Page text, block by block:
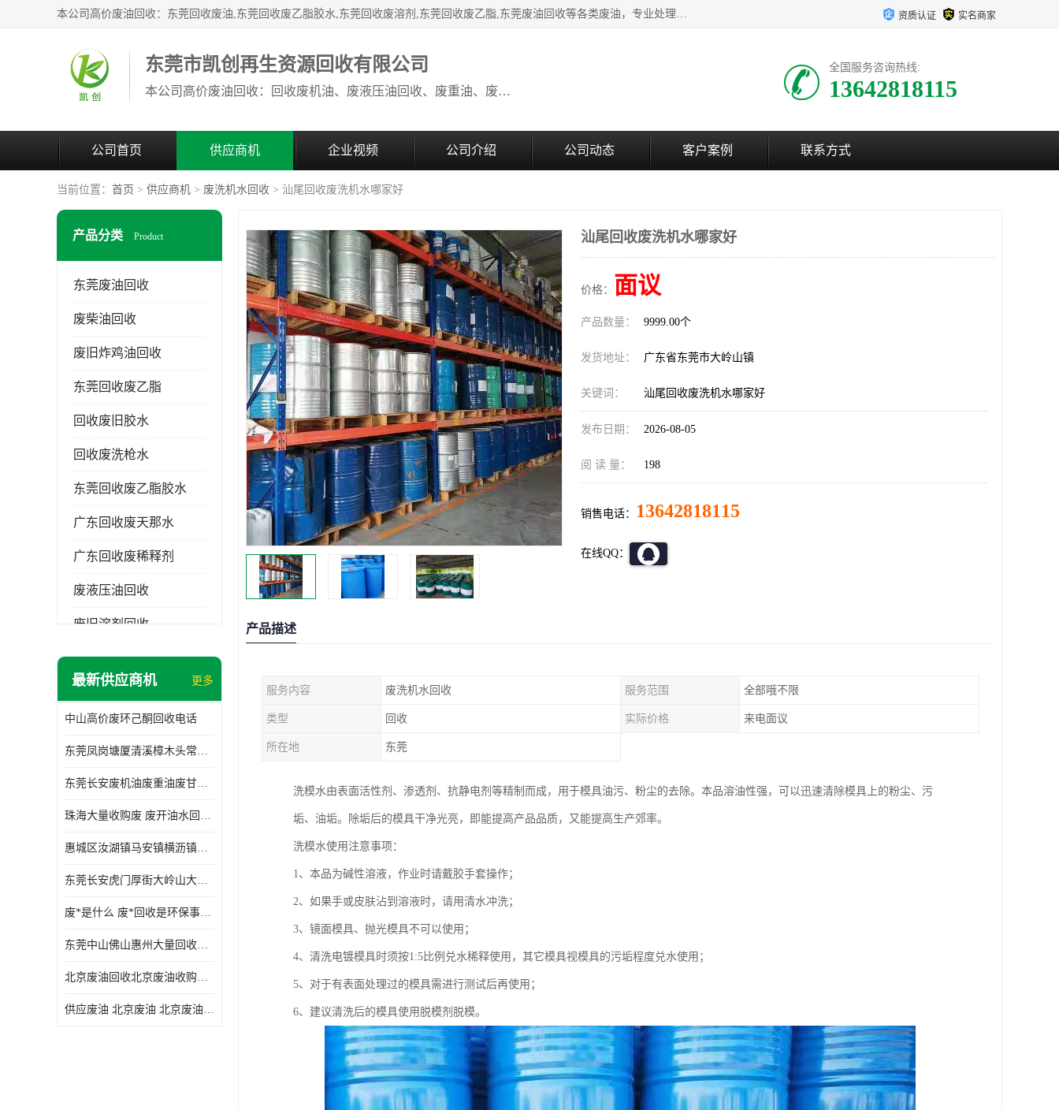
本公司高价废油回收：东莞回收废油,东莞回收废乙脂胶水,东莞回收废溶剂,东莞回收废乙脂,东莞废油回收等各类废油，专业处理从事化工产品研发与销售的综合型高科技服务性企业。我公司自成立以来，一直秉承“科技创新，立足诚信，感恩于心”的理念，力求设计与客户合作共赢的局面。在广大新老客户的大力支持下，我公司员工经过不懈努力，公司已快速发展成为国内知名化工企业。 资质认证 实名商家
东莞市凯创再生资源回收有限公司
本公司高价废油回收：回收废机油、废液压油回收、废重油、废食用油回收、废导热油、废、废油漆、废UV光油、废清、废白矿油、废变压器油
全国服务咨询热线:
13642818115
公司首页 供应商机 企业视频 公司介绍 公司动态 客户案例 联系方式
当前位置： 首页 > 供应商机 > 废洗机水回收 > 汕尾回收废洗机水哪家好
产品分类 Product
东莞废油回收
废柴油回收
废旧炸鸡油回收
东莞回收废乙脂
回收废旧胶水
回收废洗枪水
东莞回收废乙脂胶水
广东回收废天那水
广东回收废稀释剂
废液压油回收
废旧溶剂回收
东莞回收废溶剂
废三氯乙烯回收
废混合溶剂回收
最新供应商机 更多
中山高价废环己酮回收电话
东莞凤岗塘厦清溪樟木头常平废液压油 废火花机油 废 废切削油 废齿轮油 废导轨油 废螺杆油
东莞长安废机油废重油废甘油废矿物油废燃料油废废润滑油废火花机油废油废齿轮油
珠海大量收购废 废开油水回收废酒精废废乙酯胶水废洗枪水废开油水废二废三氯丁脂乙脂废甲
惠城区汝湖镇马安镇横沥镇芦洲镇 惠阳新圩镇镇镇沙田镇废机油废液压油废润滑油废废火花机油废白电油废废齿轮油废白矿油废变压器油废燃料油
东莞长安虎门厚街大岭山大量回收废开油水废洗枪水废稀释剂
废*是什么 废*回收是环保事业吗
东莞中山佛山惠州大量回收废机油，废液压油，废润滑油，废，废火花机油，废白电油，废，废齿轮油，废白矿油，废变压器油，废燃料油，废切削油
北京废油回收北京废油收购再生注意的事项
供应废油 北京废油 北京废油回收 废油收购
汕尾回收废洗机水哪家好
价格： 面议
产品数量： 9999.00个
发货地址： 广东省东莞市大岭山镇
关键词： 汕尾回收废洗机水哪家好
发布日期： 2026-08-05
阅 读 量： 198
销售电话： 13642818115
在线QQ：
产品描述
服务内容 废洗机水回收 服务范围 全部哦不限
类型 回收 实际价格 来电面议
所在地 东莞
洗模水由表面活性剂、渗透剂、抗静电剂等精制而成，用于模具油污、粉尘的去除。本品溶油性强，可以迅速清除模具上的粉尘、污
垢、油垢。除垢后的模具干净光亮，即能提高产品品质，又能提高生产郊率。
洗模水使用注意事项：
1、本品为碱性溶液，作业时请戴胶手套操作；
2、如果手或皮肤沾到溶液时，请用清水冲洗；
3、镜面模具、抛光模具不可以使用；
4、清洗电镀模具时须按1:5比例兑水稀释使用，其它模具视模具的污垢程度兑水使用；
5、对于有表面处理过的模具需进行测试后再使用；
6、建议清洗后的模具使用脱模剂脱模。